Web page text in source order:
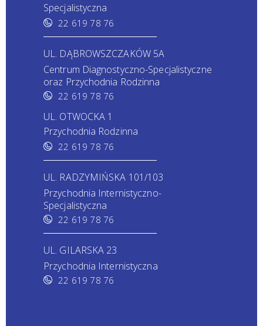
Specjalistyczna
22 619 78 76
UL. DĄBROWSZCZAKÓW 5A
Centrum Diagnostyczno-Specjalistyczne
oraz Przychodnia Rodzinna
22 619 78 76
UL. OTWOCKA 1
Przychodnia Rodzinna
22 619 78 76
UL. RADZYMIŃSKA 101/103
Przychodnia Internistyczno-
Specjalistyczna
22 619 78 76
UL. GILARSKA 23
Przychodnia Internistyczna
22 619 78 76